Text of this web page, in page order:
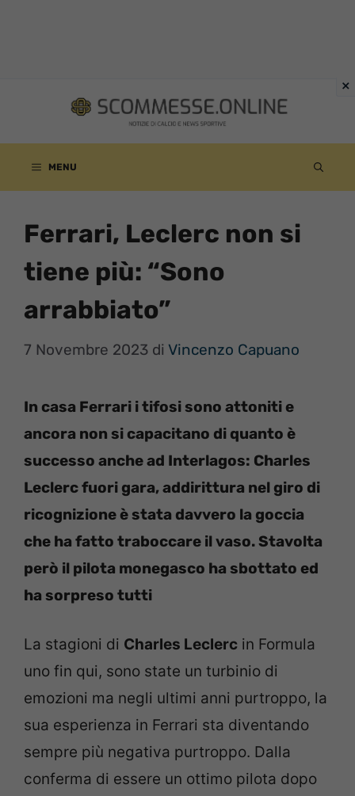
contenuto
MENU
Ferrari, Leclerc non si
tiene più: “Sono
arrabbiato”
7 Novembre 2023 di Vincenzo Capuano
In casa Ferrari i tifosi sono attoniti e
ancora non si capacitano di quanto è
successo anche ad Interlagos: Charles
Leclerc fuori gara, addirittura nel giro di
ricognizione è stata davvero la goccia
che ha fatto traboccare il vaso. Stavolta
però il pilota monegasco ha sbottato ed
ha sorpreso tutti
La stagioni di Charles Leclerc in Formula
uno fin qui, sono state un turbinio di
emozioni ma negli ultimi anni purtroppo, la
sua esperienza in Ferrari sta diventando
sempre più negativa purtroppo. Dalla
conferma di essere un ottimo pilota dopo